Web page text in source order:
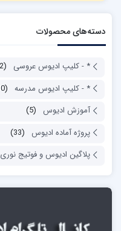
دسته‌های محصولات
* - کلیپ ادیوس عروسی
(122)
* - کلیپ ادیوس مدرسه (10)
آموزش ادیوس
(5)
پروژه آماده ادیوس
(33)
پلاگین ادیوس و فوتیج نوری